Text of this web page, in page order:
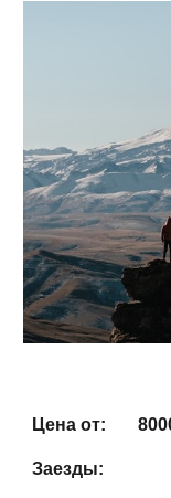
Цена от: 80
Заезды: